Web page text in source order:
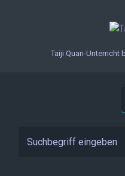
Taiji Quan-Unterricht